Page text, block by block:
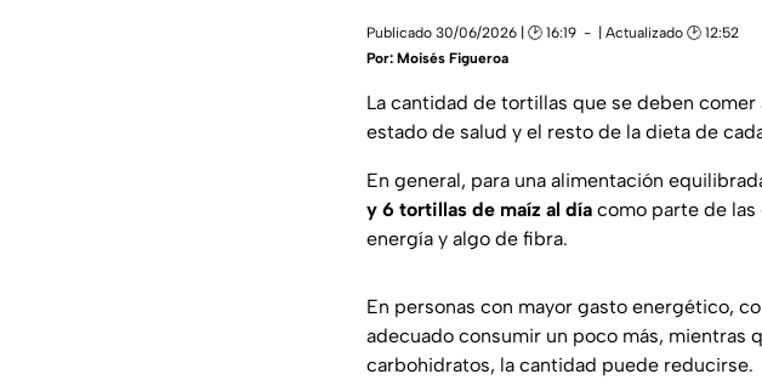
Publicado 30/06/2026 | 🕑 16:19
| Actualizado 🕑 12:52
Por: Moisés Figueroa
La cantidad de tortillas que se deben
estado de salud y el resto de la dieta de
En general, para una alimentación
y 6 tortillas de maíz al día como parte de
energía y algo de fibra.
En personas con mayor gasto energético,
adecuado consumir un poco más, mientras
carbohidratos, la cantidad puede reducirse.